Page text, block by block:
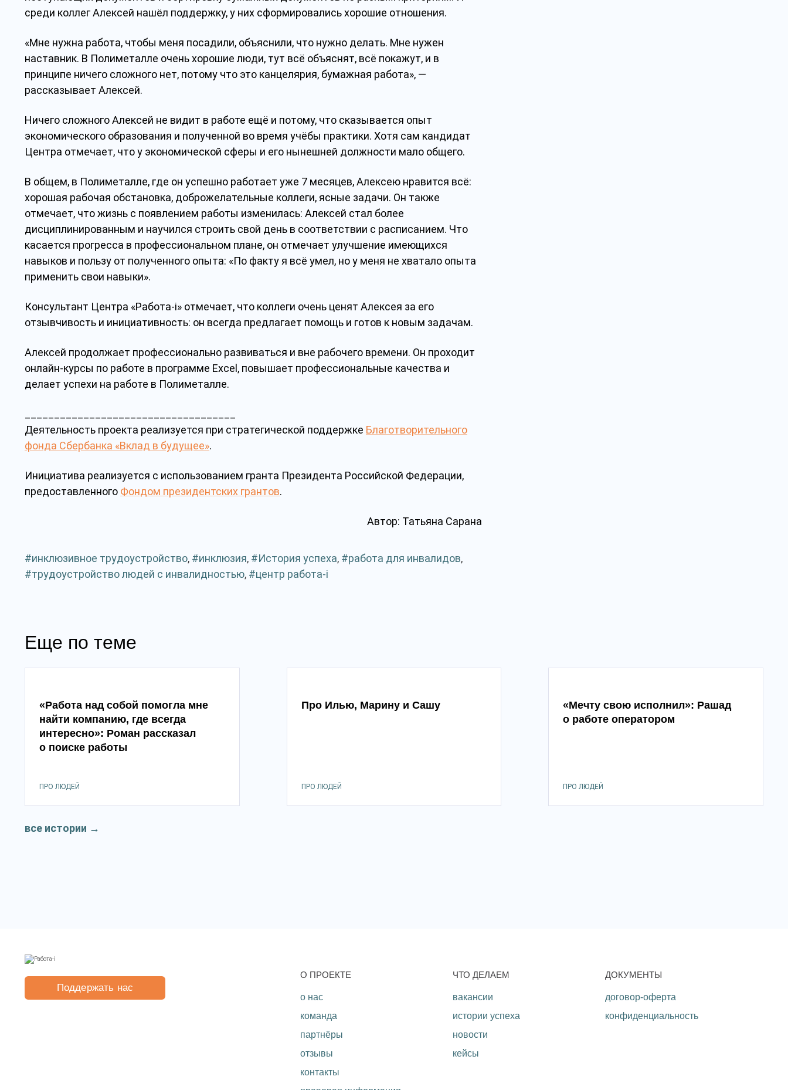
среди коллег Алексей нашёл поддержку, у них сформировались хорошие отношения.
«Мне нужна работа, чтобы меня посадили, объяснили, что нужно делать. Мне нужен
наставник. В Полиметалле очень хорошие люди, тут всё объяснят, всё покажут, и в
принципе ничего сложного нет, потому что это канцелярия, бумажная работа», —
рассказывает Алексей.
Ничего сложного Алексей не видит в работе ещё и потому, что сказывается опыт
экономического образования и полученной во время учёбы практики. Хотя сам кандидат
Центра отмечает, что у экономической сферы и его нынешней должности мало общего.
В общем, в Полиметалле, где он успешно работает уже 7 месяцев, Алексею нравится всё:
хорошая рабочая обстановка, доброжелательные коллеги, ясные задачи. Он также
отмечает, что жизнь с появлением работы изменилась: Алексей стал более
дисциплинированным и научился строить свой день в соответствии с расписанием. Что
касается прогресса в профессиональном плане, он отмечает улучшение имеющихся
навыков и пользу от полученного опыта: «По факту я всё умел, но у меня не хватало опыта
применить свои навыки».
Консультант Центра «Работа-i» отмечает, что коллеги очень ценят Алексея за его
отзывчивость и инициативность: он всегда предлагает помощь и готов к новым задачам.
Алексей продолжает профессионально развиваться и вне рабочего времени. Он проходит
онлайн-курсы по работе в программе Excel, повышает профессиональные качества и
делает успехи на работе в Полиметалле.
Деятельность проекта реализуется при стратегической поддержке Благотворительного
фонда Сбербанка «Вклад в будущее».
Инициатива реализуется с использованием гранта Президента Российской Федерации,
предоставленного Фондом президентских грантов.
Автор: Татьяна Сарана
инклюзивное трудоустройство, инклюзия, История успеха, работа для инвалидов,
трудоустройство людей с инвалидностью, центр работа-i
Еще по теме
«Работа над собой помогла мне
найти компанию, где всегда
интересно»: Роман рассказал
о поиске работы
ПРО ЛЮДЕЙ
Про Илью, Марину и Сашу
ПРО ЛЮДЕЙ
«Мечту свою исполнил»: Рашад
о работе оператором
ПРО ЛЮДЕЙ
все истории →
Поддержать нас
O ПРОЕКТЕ
о нас
команда
партнёры
отзывы
контакты
ЧТО ДЕЛАЕМ
вакансии
истории успеха
новости
кейсы
ДОКУМЕНТЫ
договор-оферта
конфиденциальность